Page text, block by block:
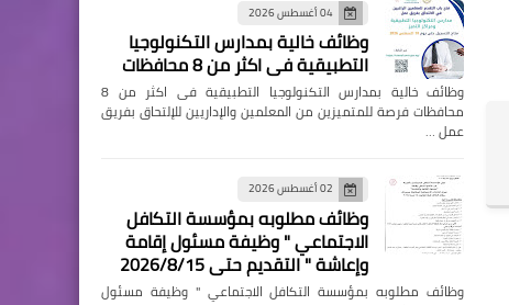
04 أغسطس 2026
وظائف خالية بمدارس التكنولوجيا
التطبيقية فى اكثر من 8 محافظات
وظائف خالية بمدارس التكنولوجيا التطبيقية فى اكثر من 8
محافظات فرصة للمتميزين من المعلمين والإداريين للإلتحاق بفريق
عمل …
02 أغسطس 2026
وظائف مطلوبه بمؤسسة التكافل
الاجتماعي " وظيفة مسئول إقامة
وإعاشة " التقديم حتى 2026/8/15
وظائف مطلوبه بمؤسسة التكافل الاجتماعي " وظيفة مسئول